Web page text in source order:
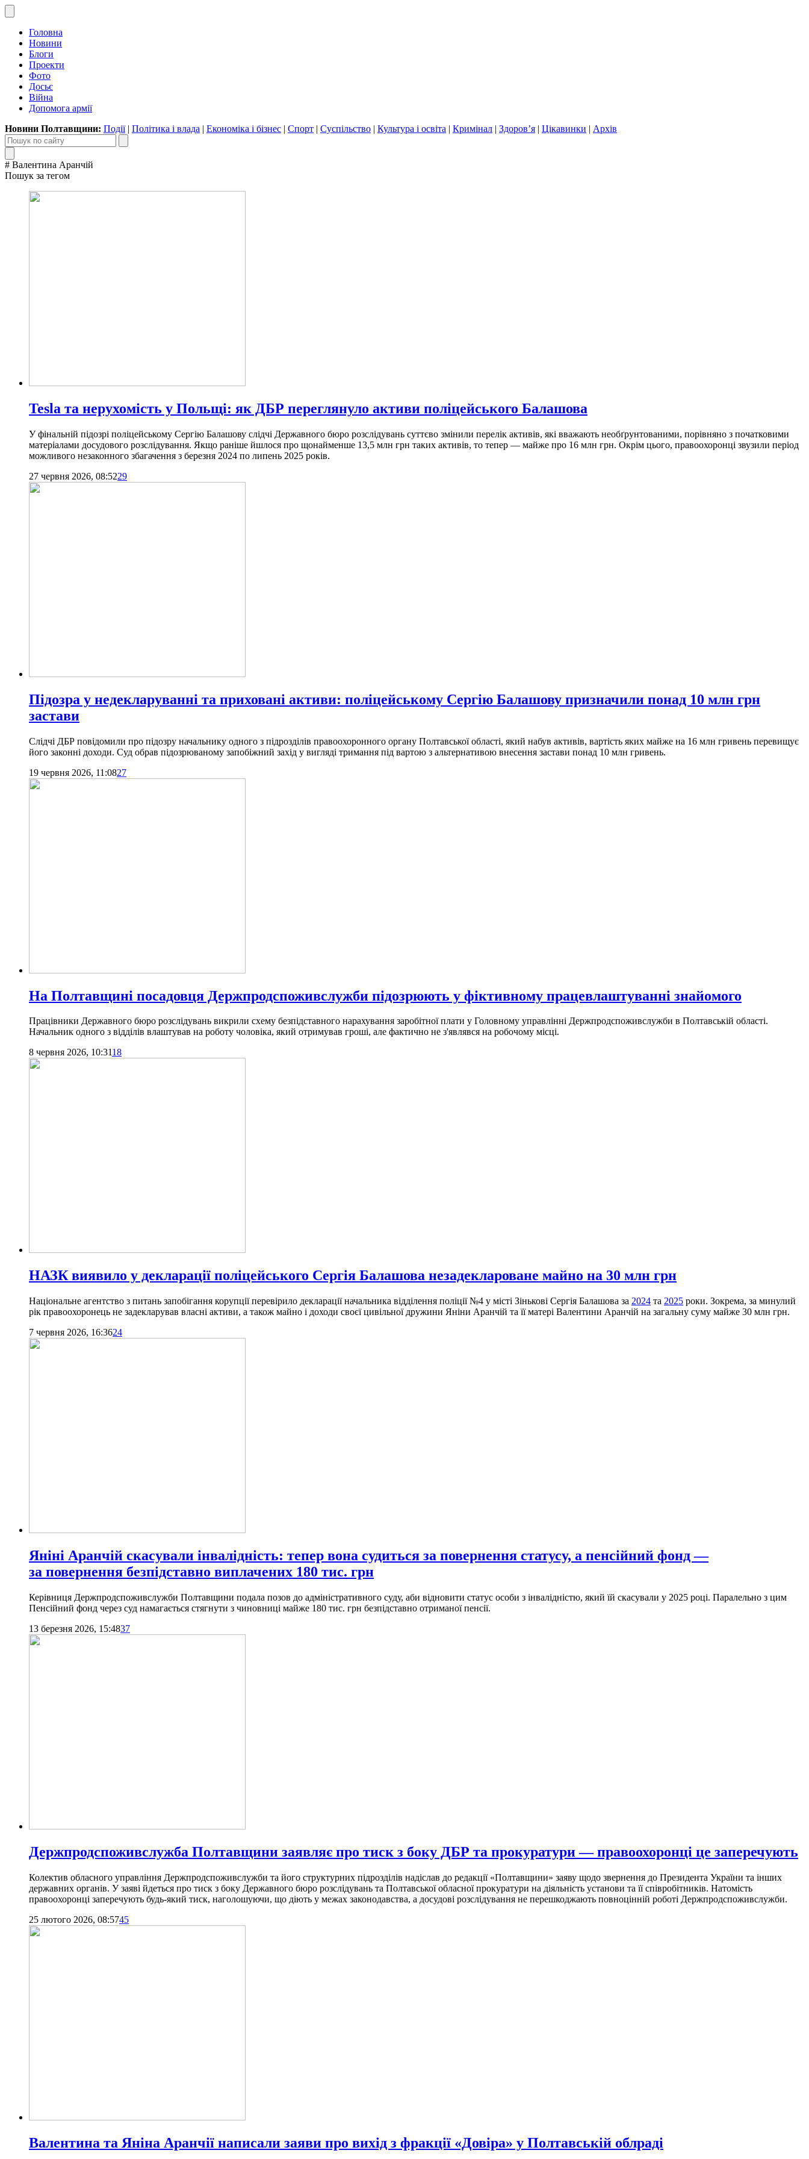
Головна
Новини
Блоги
Проекти
Фото
Досьє
Війна
Допомога армії
Новини Полтавщини: Події| Політика і влада | Економіка і бізнес | Спорт | Суспільство | Культура і освіта | Кримінал | Здоров’я | Цікавинки | Архів
# Валентина Аранчій
Пошук за тегом
Tesla та нерухомість у Польщі: як ДБР переглянуло активи поліцейського Балашова
У фінальній підозрі поліцейському Сергію Балашову слідчі Державного бюро розслідувань суттєво змінили перелік активів, які вважають необґрунтованими, порівняно з початковими
матеріалами досудового розслідування. Якщо раніше йшлося про щонайменше 13,5 млн грн таких активів, то тепер — майже про 16 млн грн. Окрім цього, правоохоронці звузили період
можливого незаконного збагачення з березня 2024 по липень 2025 років.
27 червня 2026, 08:5229
Підозра у недекларуванні та приховані активи: поліцейському Сергію Балашову призначили понад 10 млн грн
застави
Слідчі ДБР повідомили про підозру начальнику одного з підрозділів правоохоронного органу Полтавської області, який набув активів, вартість яких майже на 16 млн гривень перевищує
його законні доходи. Суд обрав підозрюваному запобіжний захід у вигляді тримання під вартою з альтернативою внесення застави понад 10 млн гривень.
19 червня 2026, 11:0827
На Полтавщині посадовця Держпродспоживслужби підозрюють у фіктивному працевлаштуванні знайомого
Працівники Державного бюро розслідувань викрили схему безпідставного нарахування заробітної плати у Головному управлінні Держпродспоживслужби в Полтавській області.
Начальник одного з відділів влаштував на роботу чоловіка, який отримував гроші, але фактично не з'являвся на робочому місці.
8 червня 2026, 10:3118
НАЗК виявило у декларації поліцейського Сергія Балашова незадеклароване майно на 30 млн грн
Національне агентство з питань запобігання корупції перевірило декларації начальника відділення поліції №4 у місті Зінькові Сергія Балашова за 2024 та 2025 роки. Зокрема, за минулий
рік правоохоронець не задекларував власні активи, а також майно і доходи своєї цивільної дружини Яніни Аранчій та її матері Валентини Аранчій на загальну суму майже 30 млн грн.
7 червня 2026, 16:3624
Яніні Аранчій скасували інвалідність: тепер вона судиться за повернення статусу, а пенсійний фонд —
за повернення безпідставно виплачених 180 тис. грн
Керівниця Держпродспоживслужби Полтавщини подала позов до адміністративного суду, аби відновити статус особи з інвалідністю, який їй скасували у 2025 році. Паралельно з цим
Пенсійний фонд через суд намагається стягнути з чиновниці майже 180 тис. грн безпідставно отриманої пенсії.
13 березня 2026, 15:4837
Держпродспоживслужба Полтавщини заявляє про тиск з боку ДБР та прокуратури — правоохоронці це заперечують
Колектив обласного управління Держпродспоживслужби та його структурних підрозділів надіслав до редакції «Полтавщини» заяву щодо звернення до Президента України та інших
державних органів. У заяві йдеться про тиск з боку Державного бюро розслідувань та Полтавської обласної прокуратури на діяльність установи та її співробітників. Натомість
правоохоронці заперечують будь-який тиск, наголошуючи, що діють у межах законодавства, а досудові розслідування не перешкоджають повноцінній роботі Держпродспоживслужби.
25 лютого 2026, 08:5745
Валентина та Яніна Аранчії написали заяви про вихід з фракції «Довіра» у Полтавській облраді